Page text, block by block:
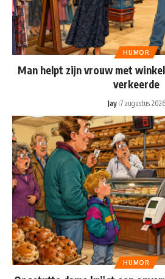
HUMOR
Man helpt zijn vrouw met
verkeerde
Jay 7 augustus 2026
HUMOR